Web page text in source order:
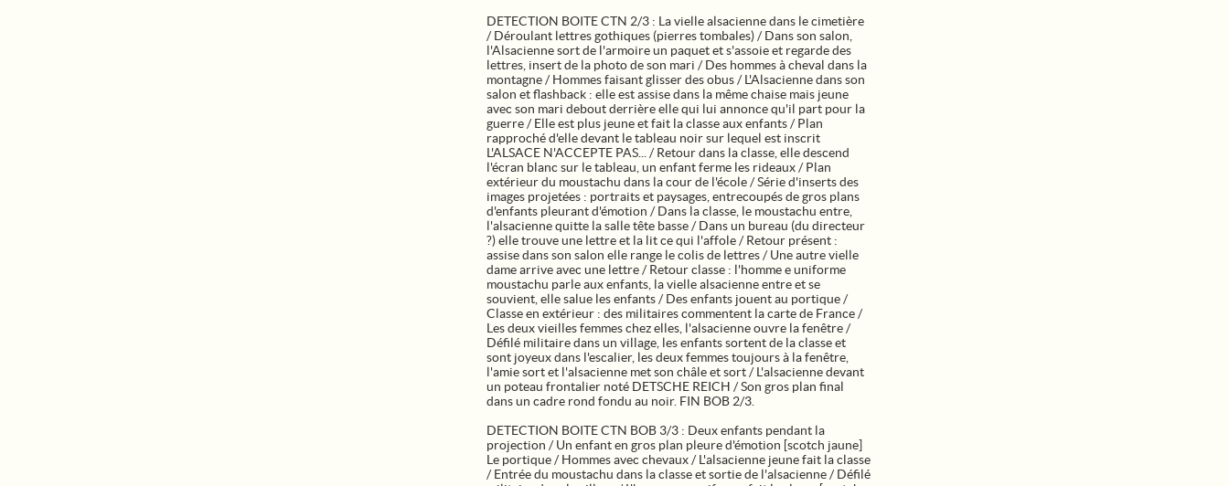
DETECTION BOITE CTN 2/3 : La vielle alsacienne dans le cimetière
/ Déroulant lettres gothiques (pierres tombales) / Dans son salon,
l'Alsacienne sort de l'armoire un paquet et s'assoie et regarde des
lettres, insert de la photo de son mari / Des hommes à cheval dans la
montagne / Hommes faisant glisser des obus / L'Alsacienne dans son
salon et flashback : elle est assise dans la même chaise mais jeune
avec son mari debout derrière elle qui lui annonce qu'il part pour la
guerre / Elle est plus jeune et fait la classe aux enfants / Plan
rapproché d'elle devant le tableau noir sur lequel est inscrit
L'ALSACE N'ACCEPTE PAS... / Retour dans la classe, elle descend
l'écran blanc sur le tableau, un enfant ferme les rideaux / Plan
extérieur du moustachu dans la cour de l'école / Série d'inserts des
images projetées : portraits et paysages, entrecoupés de gros plans
d'enfants pleurant d'émotion / Dans la classe, le moustachu entre,
l'alsacienne quitte la salle tête basse / Dans un bureau (du directeur
?) elle trouve une lettre et la lit ce qui l'affole / Retour présent :
assise dans son salon elle range le colis de lettres / Une autre vielle
dame arrive avec une lettre / Retour classe : l'homme e uniforme
moustachu parle aux enfants, la vielle alsacienne entre et se
souvient, elle salue les enfants / Des enfants jouent au portique /
Classe en extérieur : des militaires commentent la carte de France /
Les deux vieilles femmes chez elles, l'alsacienne ouvre la fenêtre /
Défilé militaire dans un village, les enfants sortent de la classe et
sont joyeux dans l'escalier, les deux femmes toujours à la fenêtre,
l'amie sort et l'alsacienne met son châle et sort / L'alsacienne devant
un poteau frontalier noté DETSCHE REICH / Son gros plan final
dans un cadre rond fondu au noir. FIN BOB 2/3.
DETECTION BOITE CTN BOB 3/3 : Deux enfants pendant la
projection / Un enfant en gros plan pleure d'émotion [scotch jaune]
Le portique / Hommes avec chevaux / L'alsacienne jeune fait la classe
/ Entrée du moustachu dans la classe et sortie de l'alsacienne / Défilé